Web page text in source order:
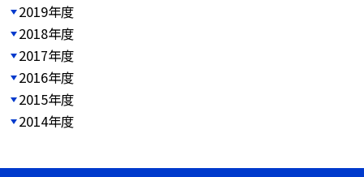
2019年度
2018年度
2017年度
2016年度
2015年度
2014年度